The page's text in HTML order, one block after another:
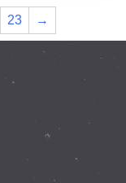
23 →